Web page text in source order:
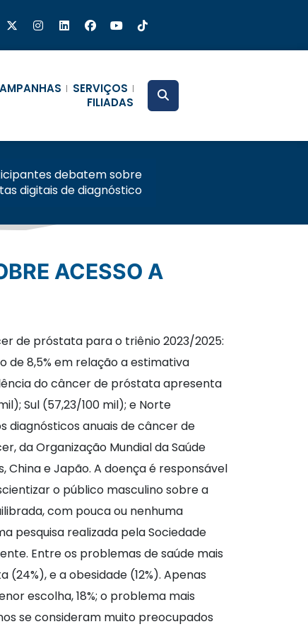
SERVIÇOS
FILIADAS
debatem sobre
digitais de diagnóstico
de próstata para o triênio 2023/2025:
de 8,5% em relação a estimativa
do câncer de próstata apresenta
Sul (57,23/100 mil); e Norte
diagnósticos anuais de câncer de
da Organização Mundial da Saúde
China e Japão. A doença é responsável
o público masculino sobre a
com pouca ou nenhuma
pesquisa realizada pela Sociedade
Entre os problemas de saúde mais
e a obesidade (12%). Apenas
escolha, 18%; o problema mais
se consideram muito preocupados